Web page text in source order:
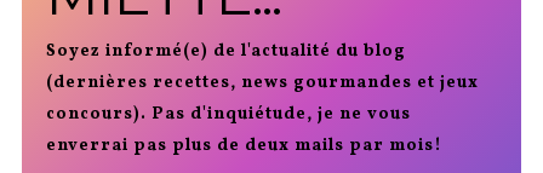
Soyez informé(e) de l'actualité du blog
(dernières recettes, news gourmandes et jeux
concours). Pas d'inquiétude, je ne vous
enverrai pas plus de deux mails par mois!